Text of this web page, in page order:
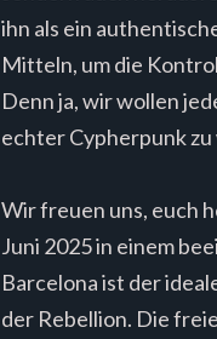
ihn als ein
Mitteln, um die
Denn ja, wir wollen
echter Cypherpunk
Wir freuen uns, euch
Juni 2025 in einem
Barcelona ist der
der Rebellion. Die